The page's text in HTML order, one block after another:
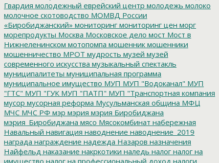
Гвардия молодежный еврейский центр молодежь молоко
молочное скотоводство МОМВД России
«Биробиджанский» мониторинг мониторинг цен морг
морепродукты Москва Московское дело мост Мост в
Нижнеленинском мотопомпа мошенник мошенники
мошенничество МРОТ мудрость музей музей
современного искусства музыкальный спектакль
муниципалитеты муниципальная программа
муниципальное имущество МУП МУП "Водоканал" МУП
"ГТС" МУП "ГУК МУП "ПАТП" МУП "Транспортная компания
мусор мусорная реформа Мусульманская община МФЦ
МЧС МЧС РФ мэр мэрия мэрия Биробиджана
мэрия_Биробиджана мясо Мясокомбинат набережная
Навальный навигация наводнение наводнение_2019
награда награждение надежда Назаров назначения
Найфельд наказание накркотики наледь налог налог на
имущество налог на профессиональный доход налоги